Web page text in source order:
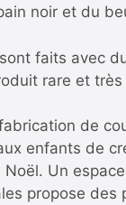
noir et du
faits avec
rare et très
de
enfants de
Un
propose des